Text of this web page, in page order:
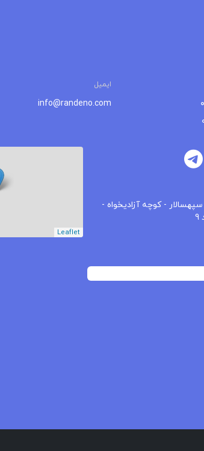
ایمیل
info@randeno.com
- کوچه آزادیخواه -
Leaflet